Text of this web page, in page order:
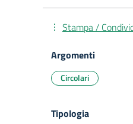
Stampa /
Argomenti
Circolari
Tipologia